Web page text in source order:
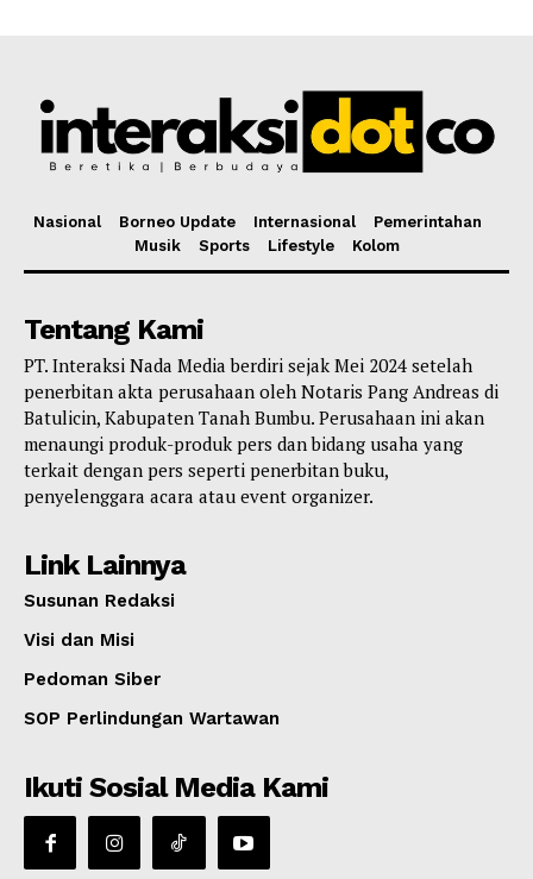
Nasional Borneo Update Internasional
Pemerintahan
Musik
Sports Lifestyle Kolom
Tentang Kami
PT. Interaksi Nada Media berdiri sejak Mei 2024 setelah
penerbitan akta perusahaan oleh Notaris Pang Andreas di
Batulicin, Kabupaten Tanah Bumbu. Perusahaan ini akan
menaungi produk-produk pers dan bidang usaha yang
terkait dengan pers seperti penerbitan buku,
penyelenggara acara atau event organizer.
Link Lainnya
Susunan Redaksi
Visi dan Misi
Pedoman Siber
SOP Perlindungan Wartawan
Ikuti Sosial Media Kami